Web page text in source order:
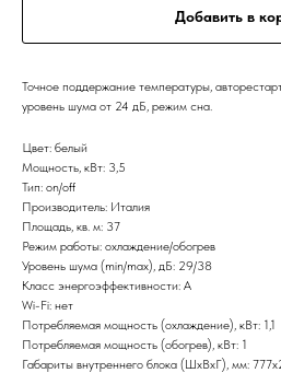
Добавить в
Точное поддержание температуры,
уровень шума от 24 дБ, режим сна.
Цвет: белый
Мощность, кВт: 3,5
Тип: on/off
Производитель: Италия
Площадь, кв. м: 37
Режим работы: охлаждение/обогрев
Уровень шума (min/max), дБ: 29/38
Класс энергоэффективности: А
Wi-Fi: нет
Потребляемая мощность (охлаждение), кВт: 1,1
Потребляемая мощность (обогрев), кВт: 1
Габариты внутреннего блока (ШxВxГ), мм: